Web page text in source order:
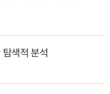
색적 분석